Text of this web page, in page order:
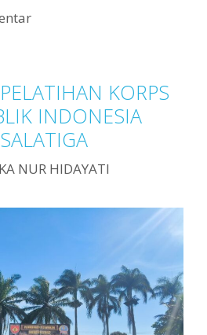
KORPS
INDONESIA
NUR HIDAYATI